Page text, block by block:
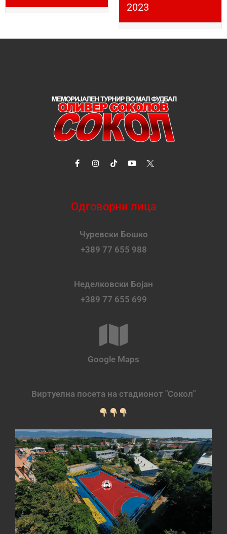
2023
Одговорни лица
Чуревски Бошко
+389 77 655 988
Неделковски Бојан
+389 77 655 699
Google Maps
Виртуелна посета на стадионот "Сокол"